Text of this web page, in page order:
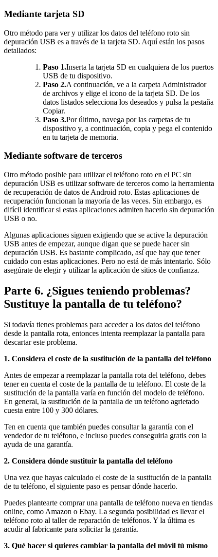
Mediante tarjeta SD
Otro método para ver y utilizar los datos del teléfono roto sin
depuración USB es a través de la tarjeta SD. Aquí están los pasos
detallados:
Paso 1.Inserta la tarjeta SD en cualquiera de los puertos
USB de tu dispositivo.
Paso 2.A continuación, ve a la carpeta Administrador
de archivos y elige el icono de la tarjeta SD. De los
datos listados selecciona los deseados y pulsa la pestaña
Copiar.
Paso 3.Por último, navega por las carpetas de tu
dispositivo y, a continuación, copia y pega el contenido
en tu tarjeta de memoria.
Mediante software de terceros
Otro método posible para utilizar el teléfono roto en el PC sin
depuración USB es utilizar software de terceros como la herramienta
de recuperación de datos de Android roto. Estas aplicaciones de
recuperación funcionan la mayoría de las veces. Sin embargo, es
difícil identificar si estas aplicaciones admiten hacerlo sin depuración
USB o no.
Algunas aplicaciones siguen exigiendo que se active la depuración
USB antes de empezar, aunque digan que se puede hacer sin
depuración USB. Es bastante complicado, así que hay que tener
cuidado con estas aplicaciones. Pero no está de más intentarlo. Sólo
asegúrate de elegir y utilizar la aplicación de sitios de confianza.
Parte 6. ¿Sigues teniendo problemas?
Sustituye la pantalla de tu teléfono?
Si todavía tienes problemas para acceder a los datos del teléfono
desde la pantalla rota, entonces intenta reemplazar la pantalla para
descartar este problema.
1. Considera el coste de la sustitución de la pantalla del teléfono
Antes de empezar a reemplazar la pantalla rota del teléfono, debes
tener en cuenta el coste de la pantalla de tu teléfono. El coste de la
sustitución de la pantalla varía en función del modelo de teléfono.
En general, la sustitución de la pantalla de un teléfono agrietado
cuesta entre 100 y 300 dólares.
Ten en cuenta que también puedes consultar la garantía con el
vendedor de tu teléfono, e incluso puedes conseguirla gratis con la
ayuda de una garantía.
2. Considera dónde sustituir la pantalla del teléfono
Una vez que hayas calculado el coste de la sustitución de la pantalla
de tu teléfono, el siguiente paso es pensar dónde hacerlo.
Puedes plantearte comprar una pantalla de teléfono nueva en tiendas
online, como Amazon o Ebay. La segunda posibilidad es llevar el
teléfono roto al taller de reparación de teléfonos. Y la última es
acudir al fabricante para solicitar la garantía.
3. Qué hacer si quieres cambiar la pantalla del móvil tú mismo